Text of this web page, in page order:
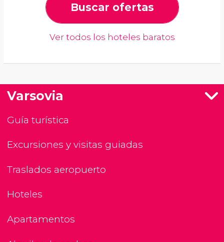
Buscar ofertas
Ver todos los hoteles baratos
Varsovia
Guía turística
Excursiones y visitas guiadas
Traslados aeropuerto
Hoteles
Apartamentos